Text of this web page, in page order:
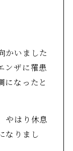
かいました
ンザに罹患
になったと
やはり休息
なりまし